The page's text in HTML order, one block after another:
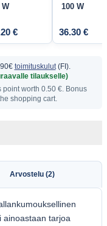
W
€
100 W
36.30 €
toimituskulut(FI).
tilaukselle)
point worth 0.50 €. Bonus
shopping cart.
Arvostelu (2)
ainoastaan tarjoa